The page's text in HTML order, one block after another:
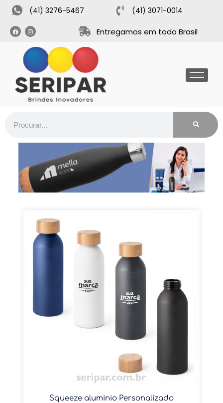
(41) 3276-5467 (41) 3071-0014
Entregamos em todo Brasil
Squeeze aluminio Personalizado